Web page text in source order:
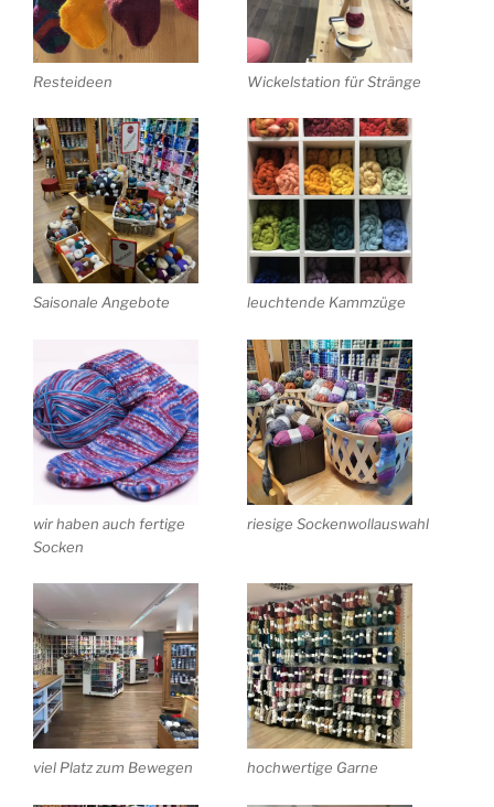
Resteideen Wickelstation für Stränge
Saisonale Angebote leuchtende Kammzüge
wir haben auch fertige
Socken
riesige Sockenwollauswahl
viel Platz zum Bewegen hochwertige Garne